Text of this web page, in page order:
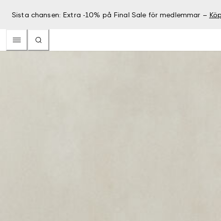
Sista chansen: Extra -10% på Final Sale för medlemmar –